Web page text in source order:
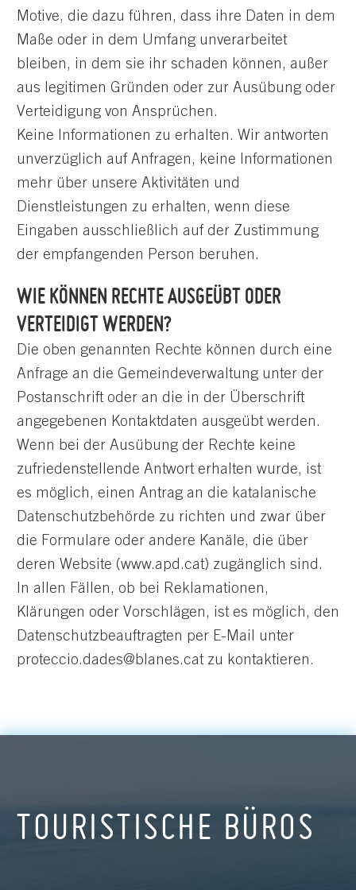
Motive, die dazu führen, dass ihre Daten in dem
Maße oder in dem Umfang unverarbeitet
bleiben, in dem sie ihr schaden können, außer
aus legitimen Gründen oder zur Ausübung oder
Verteidigung von Ansprüchen.
Keine Informationen zu erhalten. Wir antworten
unverzüglich auf Anfragen, keine Informationen
mehr über unsere Aktivitäten und
Dienstleistungen zu erhalten, wenn diese
Eingaben ausschließlich auf der Zustimmung
der empfangenden Person beruhen.
WIE KÖNNEN RECHTE AUSGEÜBT ODER
VERTEIDIGT WERDEN?
Die oben genannten Rechte können durch eine
Anfrage an die Gemeindeverwaltung unter der
Postanschrift oder an die in der Überschrift
angegebenen Kontaktdaten ausgeübt werden.
Wenn bei der Ausübung der Rechte keine
zufriedenstellende Antwort erhalten wurde, ist
es möglich, einen Antrag an die katalanische
Datenschutzbehörde zu richten und zwar über
die Formulare oder andere Kanäle, die über
deren Website (www.apd.cat) zugänglich sind.
In allen Fällen, ob bei Reklamationen,
Klärungen oder Vorschlägen, ist es möglich, den
Datenschutzbeauftragten per E-Mail unter
proteccio.dades@blanes.cat zu kontaktieren.
TOURISTISCHE BÜROS